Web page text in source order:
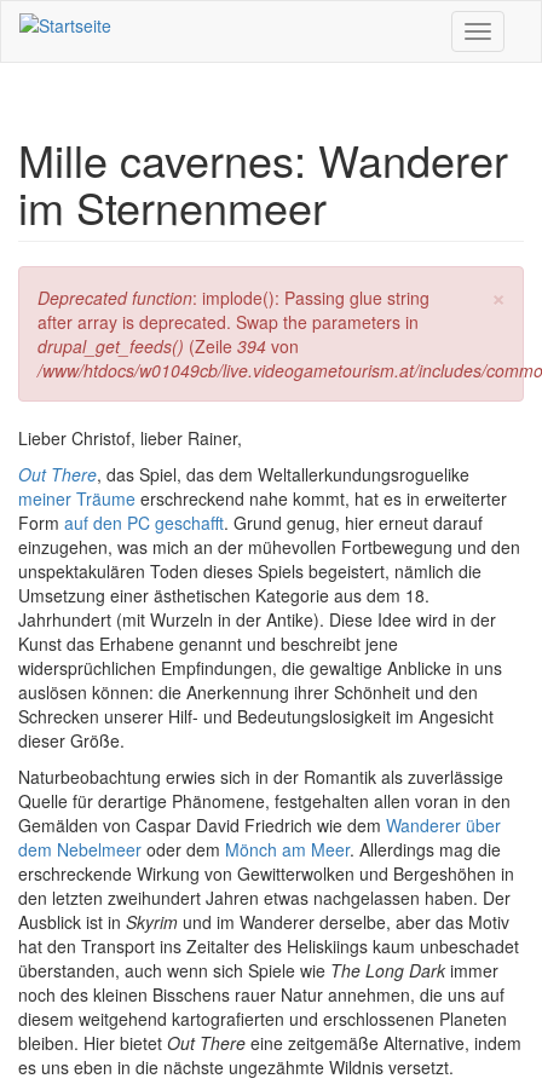
Direkt zum Inhalt
Toggle
Mille cavernes: Wanderer
im Sternenmeer
×
Fehlermeldung
Deprecated function: implode(): Passing glue string
after array is deprecated. Swap the parameters in
drupal_get_feeds() (Zeile 394 von
/www/htdocs/w01049cb/live.videogametourism.at/includes/
Lieber Christof, lieber Rainer,
Out There, das Spiel, das dem Weltallerkundungsroguelike
meiner Träume erschreckend nahe kommt, hat es in erweiterter
Form auf den PC geschafft. Grund genug, hier erneut darauf
einzugehen, was mich an der mühevollen Fortbewegung und den
unspektakulären Toden dieses Spiels begeistert, nämlich die
Umsetzung einer ästhetischen Kategorie aus dem 18.
Jahrhundert (mit Wurzeln in der Antike). Diese Idee wird in der
Kunst das Erhabene genannt und beschreibt jene
widersprüchlichen Empfindungen, die gewaltige Anblicke in uns
auslösen können: die Anerkennung ihrer Schönheit und den
Schrecken unserer Hilf- und Bedeutungslosigkeit im Angesicht
dieser Größe.
Naturbeobachtung erwies sich in der Romantik als zuverlässige
Quelle für derartige Phänomene, festgehalten allen voran in den
Gemälden von Caspar David Friedrich wie dem Wanderer über
dem Nebelmeer oder dem Mönch am Meer. Allerdings mag die
erschreckende Wirkung von Gewitterwolken und Bergeshöhen in
den letzten zweihundert Jahren etwas nachgelassen haben. Der
Ausblick ist in Skyrim und im Wanderer derselbe, aber das Motiv
hat den Transport ins Zeitalter des Heliskiings kaum unbeschadet
überstanden, auch wenn sich Spiele wie The Long Dark immer
noch des kleinen Bisschens rauer Natur annehmen, die uns auf
diesem weitgehend kartografierten und erschlossenen Planeten
bleiben. Hier bietet Out There eine zeitgemäße Alternative, indem
es uns eben in die nächste ungezähmte Wildnis versetzt.